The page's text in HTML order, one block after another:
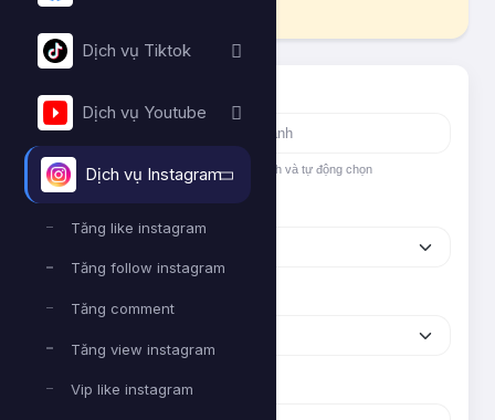
Dịch vụ Tiktok
Dịch vụ Youtube
Dịch vụ Instagram
Tăng like instagram
Tăng follow instagram
Tăng comment
Tăng view instagram
Vip like instagram
Tìm nhanh dịch vụ
Nhập tên hoặc ID dịch vụ để tìm kiếm nhanh và tự động chọn
Nền tảng
Dịch vụ